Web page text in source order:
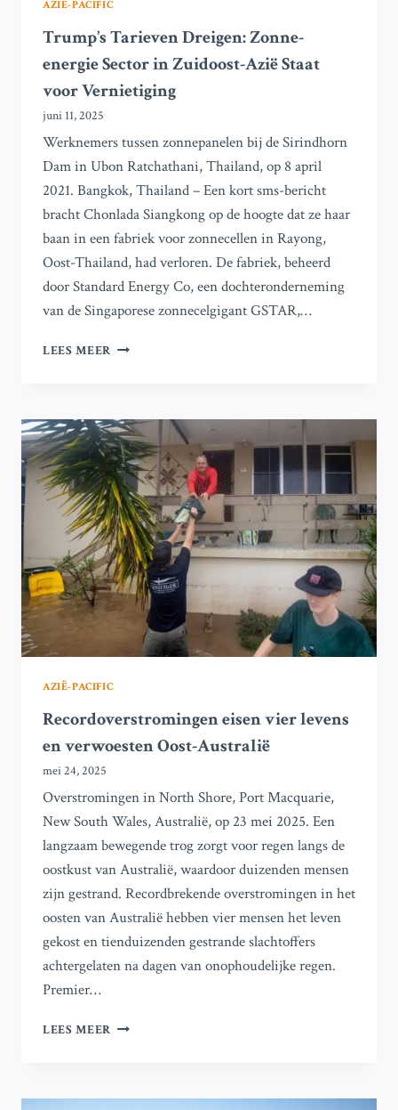
AZIË-PACIFIC
Trump’s Tarieven Dreigen: Zonne-
energie Sector in Zuidoost-Azië Staat
voor Vernietiging
juni 11, 2025
Werknemers tussen zonnepanelen bij de Sirindhorn
Dam in Ubon Ratchathani, Thailand, op 8 april
2021. Bangkok, Thailand – Een kort sms-bericht
bracht Chonlada Siangkong op de hoogte dat ze haar
baan in een fabriek voor zonnecellen in Rayong,
Oost-Thailand, had verloren. De fabriek, beheerd
door Standard Energy Co, een dochteronderneming
van de Singaporese zonnecelgigant GSTAR,…
LEES MEER TRUMP’S
ENERGIE
SECTOR
IN
ZUIDOOST-
AZIË
STAAT
VOOR
VERNIETIGING
AZIË-PACIFIC
Recordoverstromingen eisen vier levens
en verwoesten Oost-Australië
mei 24, 2025
Overstromingen in North Shore, Port Macquarie,
New South Wales, Australië, op 23 mei 2025. Een
langzaam bewegende trog zorgt voor regen langs de
oostkust van Australië, waardoor duizenden mensen
zijn gestrand. Recordbrekende overstromingen in het
oosten van Australië hebben vier mensen het leven
gekost en tienduizenden gestrande slachtoffers
achtergelaten na dagen van onophoudelijke regen.
Premier…
LEES MEER RECORDOVERSTROMINGEN
EN